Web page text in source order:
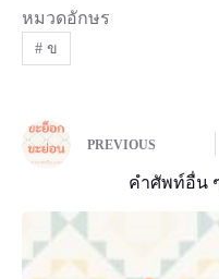
หมวดอักษร
#ข
PREVIOUS
คำศัพท์อื่น